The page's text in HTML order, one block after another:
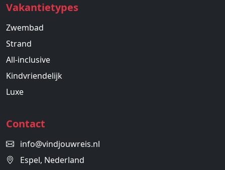
Vakantietypes
Zwembad
Strand
All-inclusive
Kindvriendelijk
Luxe
Contact
info@vindjouwreis.nl
Espel, Nederland